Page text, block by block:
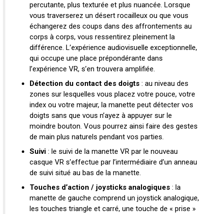
percutante, plus texturée et plus nuancée. Lorsque
vous traverserez un désert rocailleux ou que vous
échangerez des coups dans des affrontements au
corps à corps, vous ressentirez pleinement la
différence. L’expérience audiovisuelle exceptionnelle,
qui occupe une place prépondérante dans
l’expérience VR, s’en trouvera amplifiée.
Détection du contact des doigts : au niveau des
zones sur lesquelles vous placez votre pouce, votre
index ou votre majeur, la manette peut détecter vos
doigts sans que vous n’ayez à appuyer sur le
moindre bouton. Vous pourrez ainsi faire des gestes
de main plus naturels pendant vos parties.
Suivi : le suivi de la manette VR par le nouveau
casque VR s’effectue par l’intermédiaire d’un anneau
de suivi situé au bas de la manette.
Touches d’action / joysticks analogiques : la
manette de gauche comprend un joystick analogique,
les touches triangle et carré, une touche de « prise »